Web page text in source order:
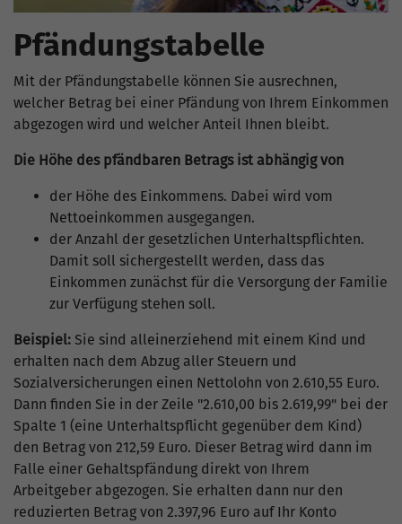
Pfändungstabelle
Mit der Pfändungstabelle können Sie ausrechnen,
welcher Betrag bei einer Pfändung von Ihrem Einkommen
abgezogen wird und welcher Anteil Ihnen bleibt.
Die Höhe des pfändbaren Betrags ist abhängig von
der Höhe des Einkommens. Dabei wird vom
Nettoeinkommen ausgegangen.
der Anzahl der gesetzlichen Unterhaltspflichten.
Damit soll sichergestellt werden, dass das
Einkommen zunächst für die Versorgung der Familie
zur Verfügung stehen soll.
Beispiel: Sie sind alleinerziehend mit einem Kind und
erhalten nach dem Abzug aller Steuern und
Sozialversicherungen einen Nettolohn von 2.610,55 Euro.
Dann finden Sie in der Zeile "2.610,00 bis 2.619,99" bei der
Spalte 1 (eine Unterhaltspflicht gegenüber dem Kind)
den Betrag von 212,59 Euro. Dieser Betrag wird dann im
Falle einer Gehaltspfändung direkt von Ihrem
Arbeitgeber abgezogen. Sie erhalten dann nur den
reduzierten Betrag von 2.397,96 Euro auf Ihr Konto